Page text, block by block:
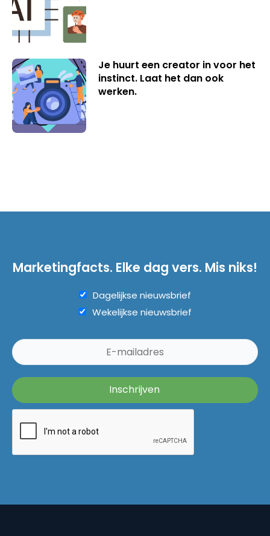
Je huurt een creator in voor het
instinct. Laat het dan ook
werken.
Marketingfacts. Elke dag vers. Mis niks!
Dagelijkse nieuwsbrief
Wekelijkse nieuwsbrief